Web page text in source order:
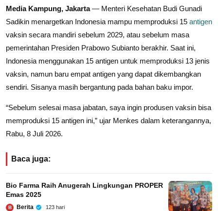
Media Kampung, Jakarta— Menteri Kesehatan Budi Gunadi
Sadikin menargetkan Indonesia mampu memproduksi 15 antigen
vaksin secara mandiri sebelum 2029, atau sebelum masa
pemerintahan Presiden Prabowo Subianto berakhir. Saat ini,
Indonesia menggunakan 15 antigen untuk memproduksi 13 jenis
vaksin, namun baru empat antigen yang dapat dikembangkan
sendiri. Sisanya masih bergantung pada bahan baku impor.
“Sebelum selesai masa jabatan, saya ingin produsen vaksin bisa
memproduksi 15 antigen ini,” ujar Menkes dalam keterangannya,
Rabu, 8 Juli 2026.
Baca juga:
Bio Farma Raih Anugerah Lingkungan PROPER
Emas 2025
B Berita 123 hari